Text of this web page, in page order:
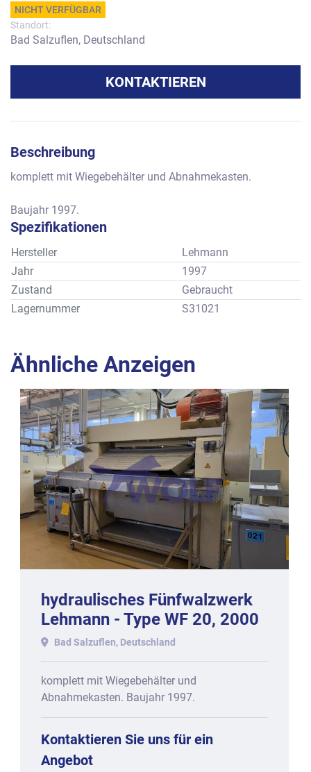
NICHT VERFÜGBAR
Standort:
Bad Salzuflen, Deutschland
KONTAKTIEREN
Beschreibung
komplett mit Wiegebehälter und Abnahmekasten.
Baujahr 1997.
Spezifikationen
Hersteller
Lehmann
Jahr
1997
Zustand
Gebraucht
Lagernummer
S31021
Ähnliche Anzeigen
hydraulisches Fünfwalzwerk
Lehmann - Type WF 20, 2000
mm Walzenbreite.
Bad Salzuflen, Deutschland
komplett mit Wiegebehälter und
Abnahmekasten. Baujahr 1997.
Kontaktieren Sie uns für ein
Angebot